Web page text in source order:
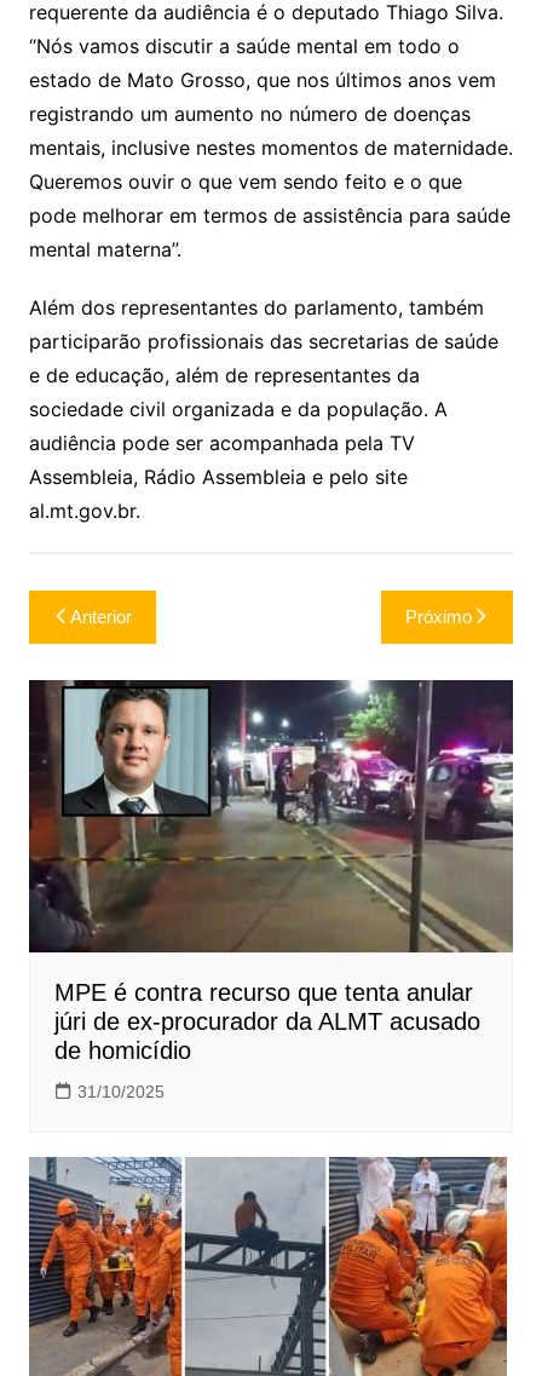
requerente da audiência é o deputado Thiago Silva.
“Nós vamos discutir a saúde mental em todo o
estado de Mato Grosso, que nos últimos anos vem
registrando um aumento no número de doenças
mentais, inclusive nestes momentos de maternidade.
Queremos ouvir o que vem sendo feito e o que
pode melhorar em termos de assistência para saúde
mental materna”.
Além dos representantes do parlamento, também
participarão profissionais das secretarias de saúde
e de educação, além de representantes da
sociedade civil organizada e da população. A
audiência pode ser acompanhada pela TV
Assembleia, Rádio Assembleia e pelo site
al.mt.gov.br.
Navegação
de
Post
Anterior Próximo
MPE é contra recurso que tenta anular
júri de ex-procurador da ALMT acusado
de homicídio
31/10/2025